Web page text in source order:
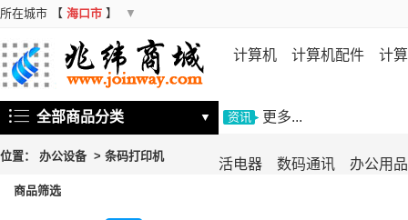
所在城市 【 海口市 】 ▼
计算机 计算机配件 计
机 存储设备
活电器 数码通讯 办公用品
全部商品分类 ▼ 资讯 更多...
位置： 办公设备> 条码打印机
商品筛选